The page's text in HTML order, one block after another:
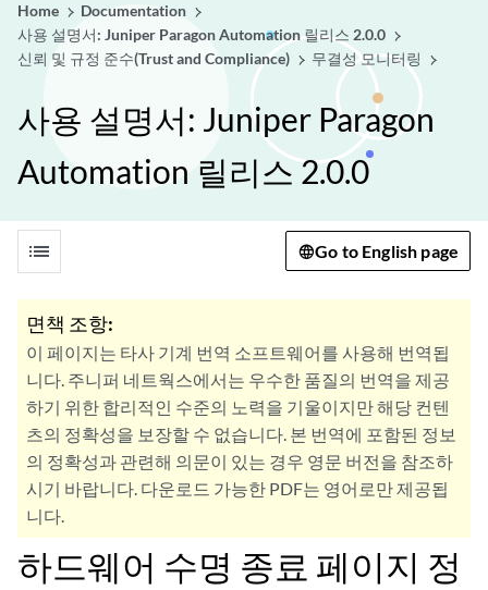
Home
Documentation
사용 설명서: Juniper Paragon Automation 릴리스 2.0.0
신뢰 및 규정 준수(Trust and Compliance)
무결성 모니터링
사용 설명서: Juniper Paragon
Automation 릴리스 2.0.0
list Go to English page
면책 조항:
이 페이지는 타사 기계 번역 소프트웨어를 사용해 번역됩
니다. 주니퍼 네트웍스에서는 우수한 품질의 번역을 제공
하기 위한 합리적인 수준의 노력을 기울이지만 해당 컨텐
츠의 정확성을 보장할 수 없습니다. 본 번역에 포함된 정보
의 정확성과 관련해 의문이 있는 경우 영문 버전을 참조하
시기 바랍니다. 다운로드 가능한 PDF는 영어로만 제공됩
니다.
하드웨어 수명 종료 페이지 정